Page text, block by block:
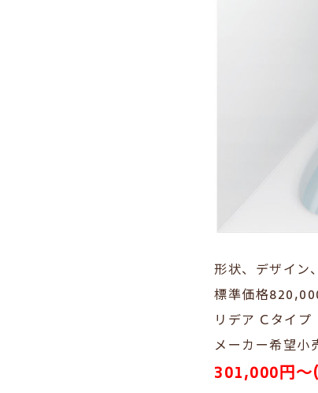
形状、デザイン
標準価格
リデア Cタイ
メーカー希望
301,000円～(